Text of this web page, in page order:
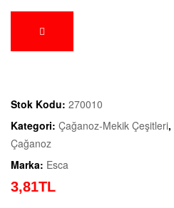
Stok Kodu: 270010
Kategori: Çağanoz-Mekik Çeşitleri,
Çağanoz
Marka: Esca
3,81TL